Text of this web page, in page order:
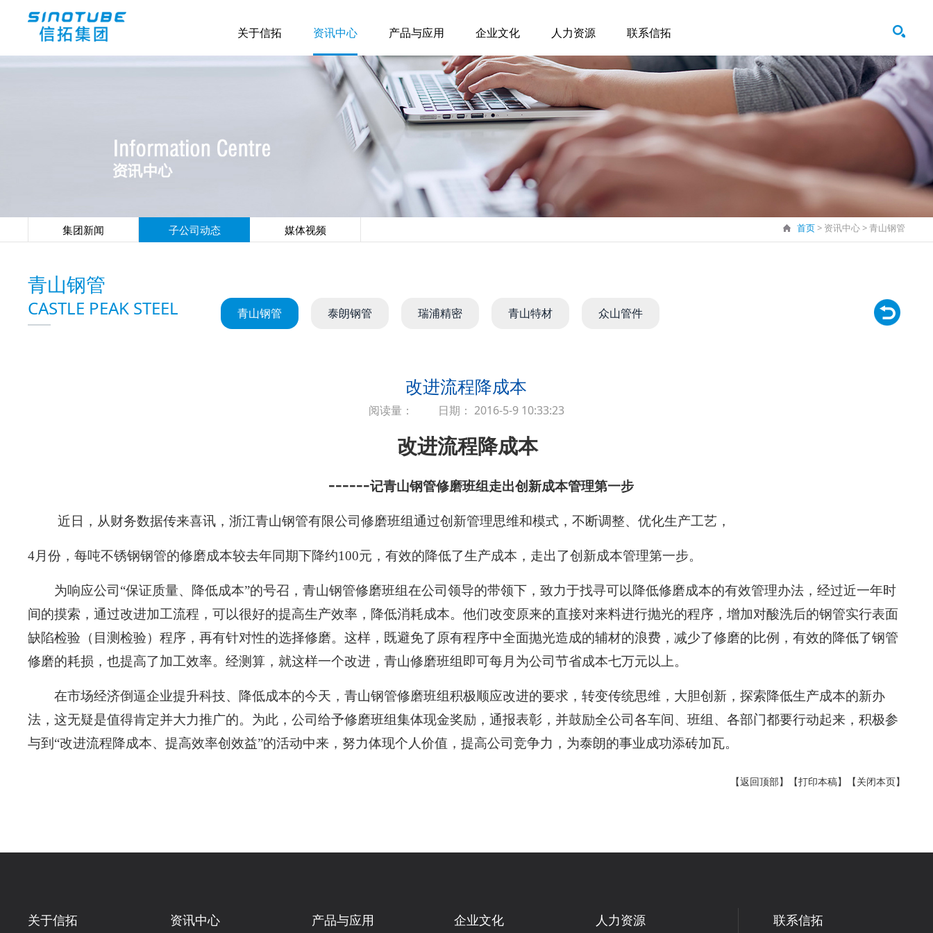
关于信拓 资讯中心 产品与应用 企业文化 人力资源 联系信拓
集团新闻 子公司动态 媒体视频 首页> 资讯中心 >青山钢管
青山钢管
CASTLE PEAK STEEL 青山钢管 泰朗钢管 瑞浦精密 青山特材 众山管件
改进流程降成本
阅读量： 日期： 2016-5-9 10:33:23
改进流程降成本
------记青山钢管修磨班组走出创新成本管理第一步
近日，从财务数据传来喜讯，浙江青山钢管有限公司修磨班组通过创新管理思维和模式，不断调整、优化生产工艺，
4月份，每吨不锈钢钢管的修磨成本较去年同期下降约100元，有效的降低了生产成本，走出了创新成本管理第一步。
为响应公司“保证质量、降低成本”的号召，青山钢管修磨班组在公司领导的带领下，致力于找寻可以降低修磨成本的有效管理办法，经过近一年时
间的摸索，通过改进加工流程，可以很好的提高生产效率，降低消耗成本。他们改变原来的直接对来料进行抛光的程序，增加对酸洗后的钢管实行表面
缺陷检验（目测检验）程序，再有针对性的选择修磨。这样，既避免了原有程序中全面抛光造成的辅材的浪费，减少了修磨的比例，有效的降低了钢管
修磨的耗损，也提高了加工效率。经测算，就这样一个改进，青山修磨班组即可每月为公司节省成本七万元以上。
在市场经济倒逼企业提升科技、降低成本的今天，青山钢管修磨班组积极顺应改进的要求，转变传统思维，大胆创新，探索降低生产成本的新办
法，这无疑是值得肯定并大力推广的。为此，公司给予修磨班组集体现金奖励，通报表彰，并鼓励全公司各车间、班组、各部门都要行动起来，积极参
与到“改进流程降成本、提高效率创效益”的活动中来，努力体现个人价值，提高公司竞争力，为泰朗的事业成功添砖加瓦。
【返回顶部】 【打印本稿】 【关闭本页】
关于信拓 资讯中心 产品与应用 企业文化 人力资源 联系信拓